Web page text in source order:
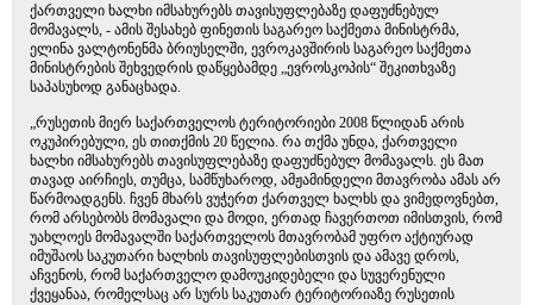
ქართველი ხალხი იმსახურებს თავისუფლებაზე დაფუძნებულ
მომავალს, - ამის შესახებ ფინეთის საგარეო საქმეთა მინისტრმა,
ელინა ვალტონენმა ბრიუსელში, ევროკავშირის საგარეო საქმეთა
მინისტრების შეხვედრის დაწყებამდე „ევროსკოპის“ შეკითხვაზე
საპასუხოდ განაცხადა.
„რუსეთის მიერ საქართველოს ტერიტორიები 2008 წლიდან არის
ოკუპირებული, ეს თითქმის 20 წელია. რა თქმა უნდა, ქართველი
ხალხი იმსახურებს თავისუფლებაზე დაფუძნებულ მომავალს. ეს მათ
თავად აირჩიეს, თუმცა, სამწუხაროდ, ამჟამინდელი მთავრობა ამას არ
წარმოადგენს. ჩვენ მხარს ვუჭერთ ქართველ ხალხს და ვიმედოვნებთ,
რომ არსებობს მომავალი და მოდი, ერთად ჩავერთოთ იმისთვის, რომ
უახლოეს მომავალში საქართველოს მთავრობამ უფრო აქტიურად
იმუშაოს საკუთარი ხალხის თავისუფლებისთვის და ამავე დროს,
აჩვენოს, რომ საქართველო დამოუკიდებელი და სუვერენული
ქვეყანაა, რომელსაც არ სურს საკუთარ ტერიტორიაზე რუსეთის